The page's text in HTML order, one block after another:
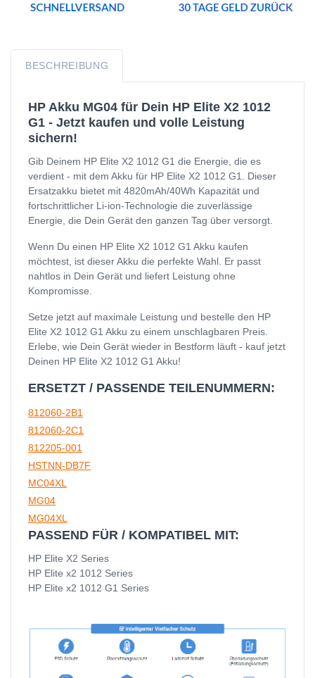
BESCHREIBUNG
HP Akku MG04 für Dein HP Elite X2 1012
G1 - Jetzt kaufen und volle Leistung
sichern!
Gib Deinem HP Elite X2 1012 G1 die Energie, die es
verdient - mit dem Akku für HP Elite X2 1012 G1. Dieser
Ersatzakku bietet mit 4820mAh/40Wh Kapazität und
fortschrittlicher Li-ion-Technologie die zuverlässige
Energie, die Dein Gerät den ganzen Tag über versorgt.
Wenn Du einen HP Elite X2 1012 G1 Akku kaufen
möchtest, ist dieser Akku die perfekte Wahl. Er passt
nahtlos in Dein Gerät und liefert Leistung ohne
Kompromisse.
Setze jetzt auf maximale Leistung und bestelle den HP
Elite X2 1012 G1 Akku zu einem unschlagbaren Preis.
Erlebe, wie Dein Gerät wieder in Bestform läuft - kauf jetzt
Deinen HP Elite X2 1012 G1 Akku!
ERSETZT / PASSENDE TEILENUMMERN:
812060-2B1
812060-2C1
812205-001
HSTNN-DB7F
MC04XL
MG04
MG04XL
PASSEND FÜR / KOMPATIBEL MIT:
HP Elite X2 Series
HP Elite x2 1012 Series
HP Elite x2 1012 G1 Series